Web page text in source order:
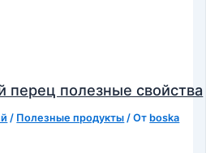
перец полезные свойства
/ Полезные продукты / От boska